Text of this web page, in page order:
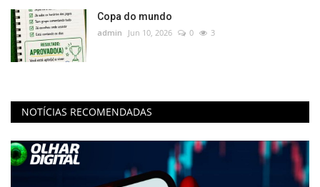
Copa do mundo
admin Jun 10, 2026 0 3
NOTÍCIAS RECOMENDADAS